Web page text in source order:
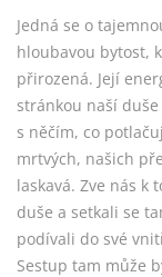
Jedná se o
hloubavou bytost,
přirozená. Její
stránkou naší
s něčím, co
mrtvých, našich
laskavá. Zve nás
duše a setkali se
podívali do své
Sestup tam může